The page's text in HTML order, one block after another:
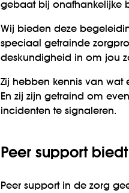
gebaat bij onafhankelijke
Wij bieden deze
speciaal getrainde
deskundigheid in om jou
Zij hebben kennis van wat
En zij zijn getraind om
incidenten te signaleren.
Peer support
Peer support in de zorg